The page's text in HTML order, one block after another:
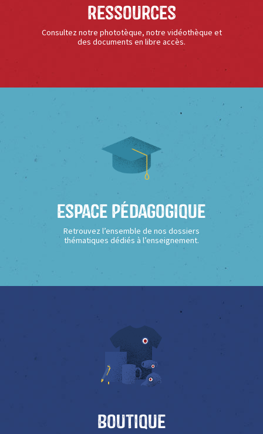
Ressources
Consultez notre phototèque, notre vidéothèque et
des documents en libre accès.
Espace Pédagogique
Retrouvez l’ensemble de nos dossiers
thématiques dédiés à l’enseignement.
Boutique